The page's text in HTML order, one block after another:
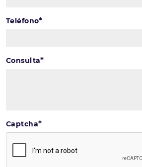
Teléfono*
Consulta*
Captcha*